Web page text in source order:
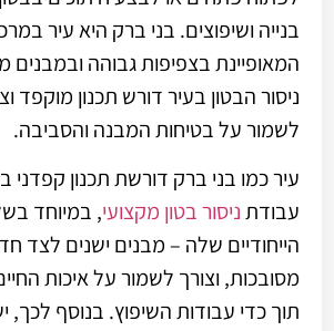
בנייה ושיפוצים. בני ברק היא עיר
המאופיינת בצפיפות גבוהה ובמבנים
ניסור הבטון בעיר דורש תכנון מוקפד
לשמור על בטיחות המבנה והסביבה.
עיר כמו בני ברק דורשת תכנון קפדני
עבודתניסור בטון מקצועי, במיוחד
הייחודיים שלה – מבנים ישנים לצד
מסובכות, וצורך לשמור על איכות
תוך כדי עבודות השיפוץ. בנוסף